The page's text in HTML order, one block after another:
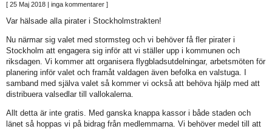
[ 25 Maj 2018 | inga kommentarer ]
Var hälsade alla pirater i Stockholmstrakten!
Nu närmar sig valet med stormsteg och vi behöver få fler pirater i
Stockholm att engagera sig inför att vi ställer upp i kommunen och
riksdagen. Vi kommer att organisera flygbladsutdelningar, arbetsmöten för
planering inför valet och framåt valdagen även befolka en valstuga. I
samband med själva valet så kommer vi också att behöva hjälp med att
distribuera valsedlar till vallokalerna.
Allt detta är inte gratis. Med ganska knappa kassor i både staden och
länet så hoppas vi på bidrag från medlemmarna. Vi behöver medel till att